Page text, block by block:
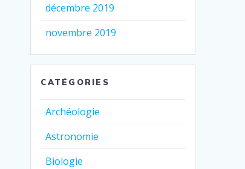
décembre 2019
novembre 2019
CATÉGORIES
Archéologie
Astronomie
Biologie